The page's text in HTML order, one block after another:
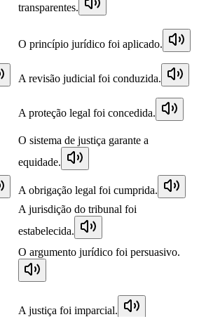
transparentes.
O princípio jurídico foi aplicado.
A revisão judicial foi conduzida.
A proteção legal foi concedida.
O sistema de justiça garante a
equidade.
A obrigação legal foi cumprida.
A jurisdição do tribunal foi
estabelecida.
O argumento jurídico foi persuasivo.
A justiça foi imparcial.